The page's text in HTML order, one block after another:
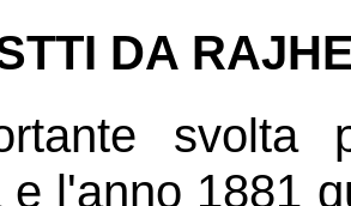
DA
svolta
e l'anno 1881